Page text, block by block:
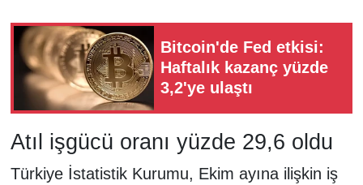
Bitcoin'de Fed etkisi:
Haftalık kazanç yüzde
3,2'ye ulaştı
Atıl işgücü oranı yüzde 29,6 oldu
Türkiye İstatistik Kurumu, Ekim ayına ilişkin iş